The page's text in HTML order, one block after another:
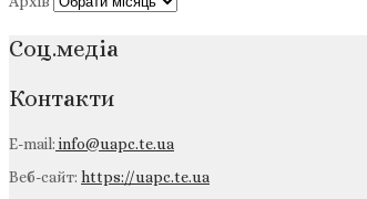
Соц.медіа
Контакти
E-mail:info@uapc.te.ua
Веб-сайт: https://uapc.te.ua